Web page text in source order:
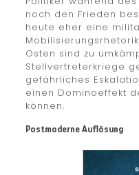
noch den Frieden
heute eher eine
Osten sind zu
Stellvertreterkriege
gefährliches
einen Dominoeffekt
können.
Postmoderne Auflösung